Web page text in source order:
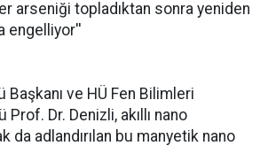
arseniği topladıktan sonra yeniden
engelliyor''
Başkanı ve HÜ Fen Bilimleri
Dr. Denizli, akıllı nano
da adlandırılan bu manyetik nano